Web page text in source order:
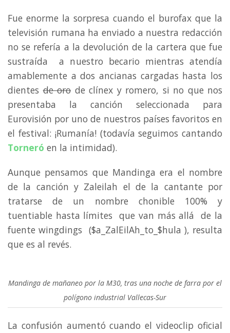
Fue enorme la sorpresa cuando el burofax que la
televisión rumana ha enviado a nuestra redacción
no se refería a la devolución de la cartera que fue
sustraída a nuestro becario mientras atendía
amablemente a dos ancianas cargadas hasta los
dientesde oro de clínex y romero, si no que nos
presentaba la canción seleccionada para
Eurovisión por uno de nuestros países favoritos en
el festival: ¡Rumanía! (todavía seguimos cantando
Torneró en la intimidad).
Aunque pensamos que Mandinga era el nombre
de la canción y Zaleilah el de la cantante por
tratarse de un nombre chonible 100% y
tuentiable hasta límites que van más allá de la
fuente wingdings ($a_ZalEilAh_to_$hula ), resulta
que es al revés.
Mandinga de mañaneo por la M30, tras una noche de farra por el
polígono industrial Vallecas-Sur
La confusión aumentó cuando el videoclip oficial